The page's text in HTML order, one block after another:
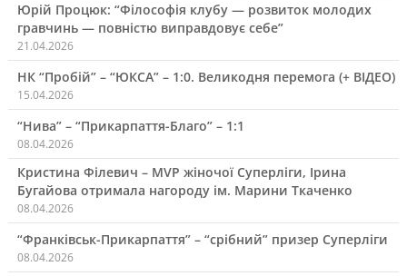
Юрій Процюк: “Філософія клубу — розвиток молодих
гравчинь — повністю виправдовує себе”
21.04.2026
НК “Пробій” – “ЮКСА” – 1:0. Великодня перемога (+ ВІДЕО)
15.04.2026
“Нива” – “Прикарпаття-Благо” – 1:1
08.04.2026
Кристина Філевич – MVP жіночої Суперліги, Ірина
Бугайова отримала нагороду ім. Марини Ткаченко
08.04.2026
“Франківськ-Прикарпаття” – “срібний” призер Суперліги
08.04.2026